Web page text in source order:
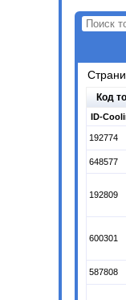
Код
ID-
192774
648577
192809
600301
587808